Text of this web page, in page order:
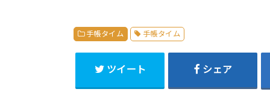
手帳タイム 手帳タイム
ツイート シェア